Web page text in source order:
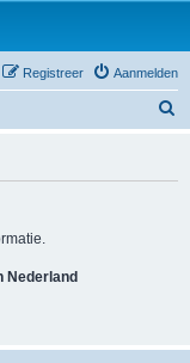
Aanmelden
Registreer
Nederland